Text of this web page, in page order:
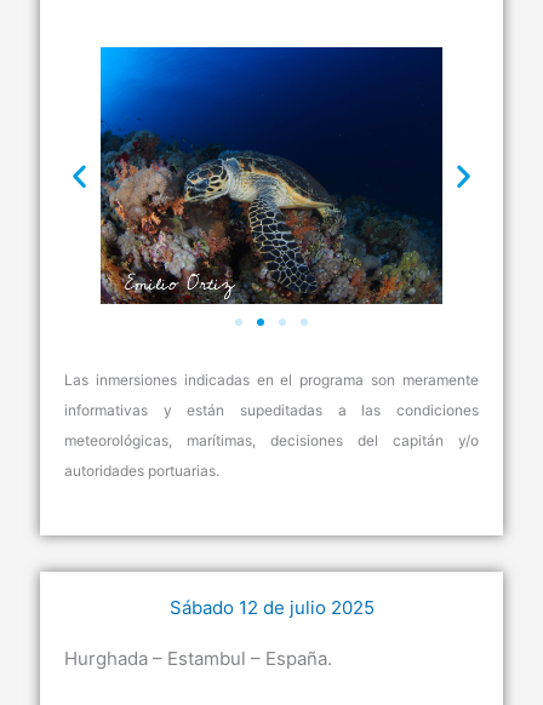
Las inmersiones indicadas en el programa son meramente
informativas y están supeditadas a las condiciones
meteorológicas, marítimas, decisiones del capitán y/o
autoridades portuarias.
Sábado 12 de julio 2025
Hurghada – Estambul – España.